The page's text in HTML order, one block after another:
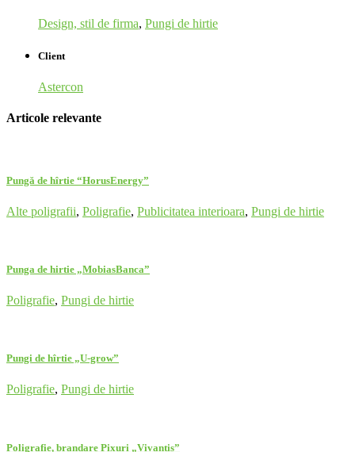
Design, stil de firma, Pungi de hirtie
Client
Astercon
Articole relevante
Pungă de hîrtie “HorusEnergy”
Alte poligrafii, Poligrafie, Publicitatea interioara, Pungi de hirtie
Punga de hirtie „MobiasBanca”
Poligrafie, Pungi de hirtie
Pungi de hîrtie „U-grow”
Poligrafie, Pungi de hirtie
Poligrafie, brandare Pixuri „Vivantis”